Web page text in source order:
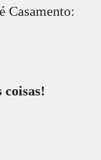
Casamento:
coisas!